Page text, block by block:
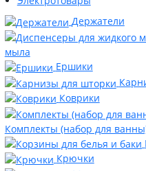
Держатели
мыла
Ершики
Коврики
Комплекты (набор для
Крючки